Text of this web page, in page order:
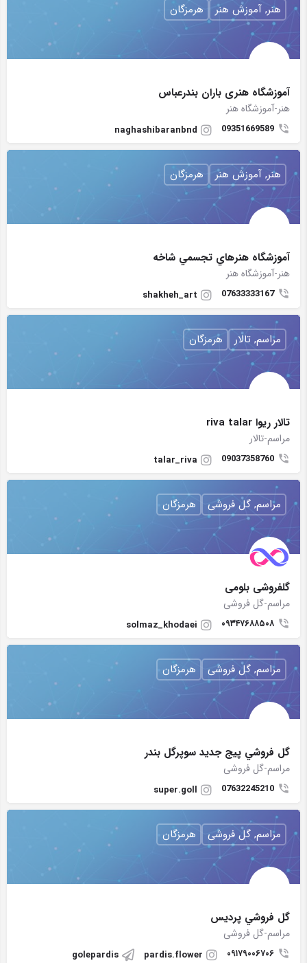
آموزشگاه هنری باران بندرعباس
هنر-آموزشگاه هنر
09351669589
naghashibaranbnd
هنر, آموزش هنر هرمزگان
آموزشگاه هنرهاي تجسمي شاخه
هنر-آموزشگاه هنر
07633333167
shakheh_art
هنر, آموزش هنر هرمزگان
تالار ریوا riva talar
مراسم-تالار
09037358760
talar_riva
مراسم, تالار هرمزگان
گلفروشی بلومی‌
مراسم-گل فروشی
۰۹۳۴۷۶۸۸۵۰۸ solmaz_khodaei
مراسم, گل فروشی هرمزگان
گل فروشي پيج جديد سوپرگل بندر
مراسم-گل فروشی
07632245210
super.goll
مراسم, گل فروشی هرمزگان
گل فروشي پرديس
مراسم-گل فروشی
۰۹۱۷۹۰۰۶۷۰۶ pardis.flower
golepardis
مراسم, گل فروشی هرمزگان